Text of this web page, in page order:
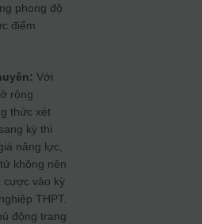
phong độ
điểm
Với
rộng
thức xét
kỳ thi
năng lực,
không nên
cược vào kỳ
THPT.
động trang